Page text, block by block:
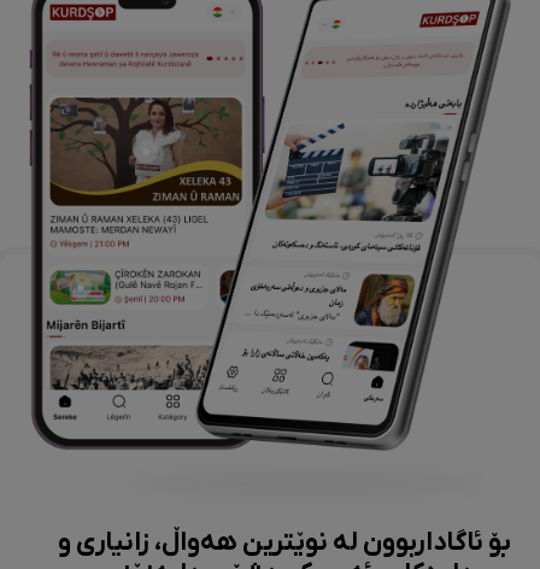
بۆ ئاگاداربوون لە نوێترین هەواڵ، زانیاری و